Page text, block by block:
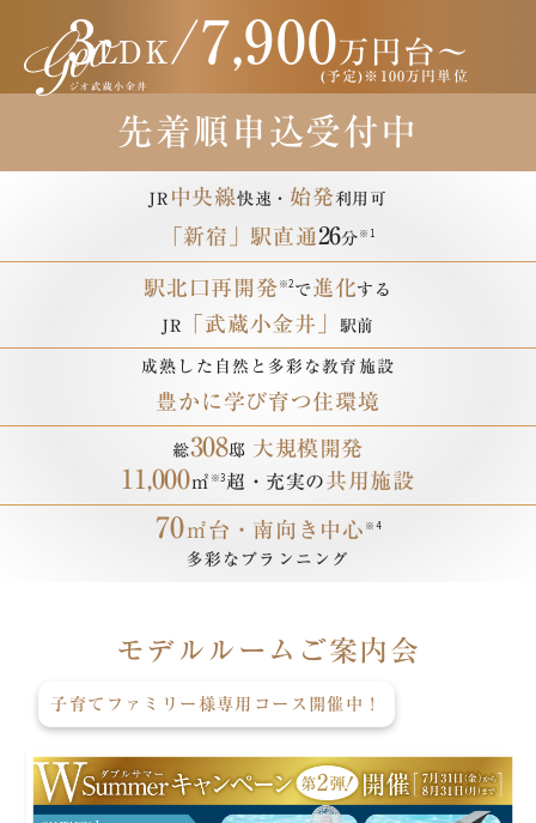
駅前再開発 進化 「武蔵小金井」
SOCOLA武蔵小金井クロス（徒歩16分／1,220m）
豊かな自然 と学び育つ住環境
小金井公園（徒歩19分／約1,520m）
JR 中央線快速・ 始発利用可
「新宿」駅直通26分※1
駅北口再開発※2で 進化する
JR 「武蔵小金井」 駅前
成熟した自然と多彩な教育施設
豊かに学び育つ住環境
総308邸 大規模開発
11,000㎡ ※3超・充実の共用施設
70㎡台 ・ 南向き中心 ※4
多彩なプランニング
3LDK/7,900万円台〜
(予定)※100万円単位
先着順申込受付中
モデルルームご案内会
子育てファミリー様専用コース 開催中！